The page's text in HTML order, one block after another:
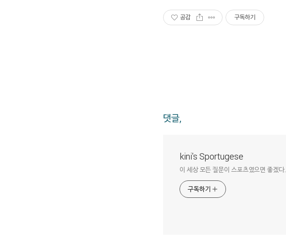
공감 구독하기
댓글,
kini's Sportugese
이 세상 모든 질문이 스포츠였으면 좋겠다.
구독하기